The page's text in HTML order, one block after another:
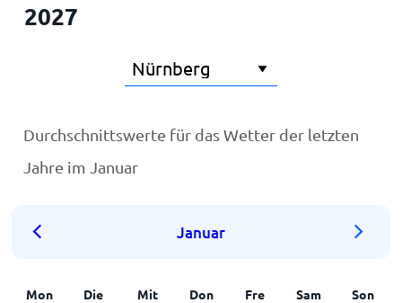
2027
Durchschnittswerte für das Wetter der letzten
Jahre im Januar
Januar
Mon Die Mit Don Fre Sam Son